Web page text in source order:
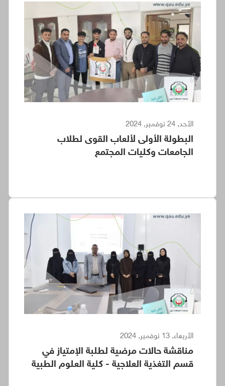
الأحد, 24 نوفمبر, 2024
البطولة الأولى لألعاب القوى لطلاب
الجامعات وكليات المجتمع
الأربعاء, 13 نوفمبر, 2024
مناقشة حالات مرضية لطلبة الإمتياز في
قسم التغذية العلاجية - كلية العلوم الطبية